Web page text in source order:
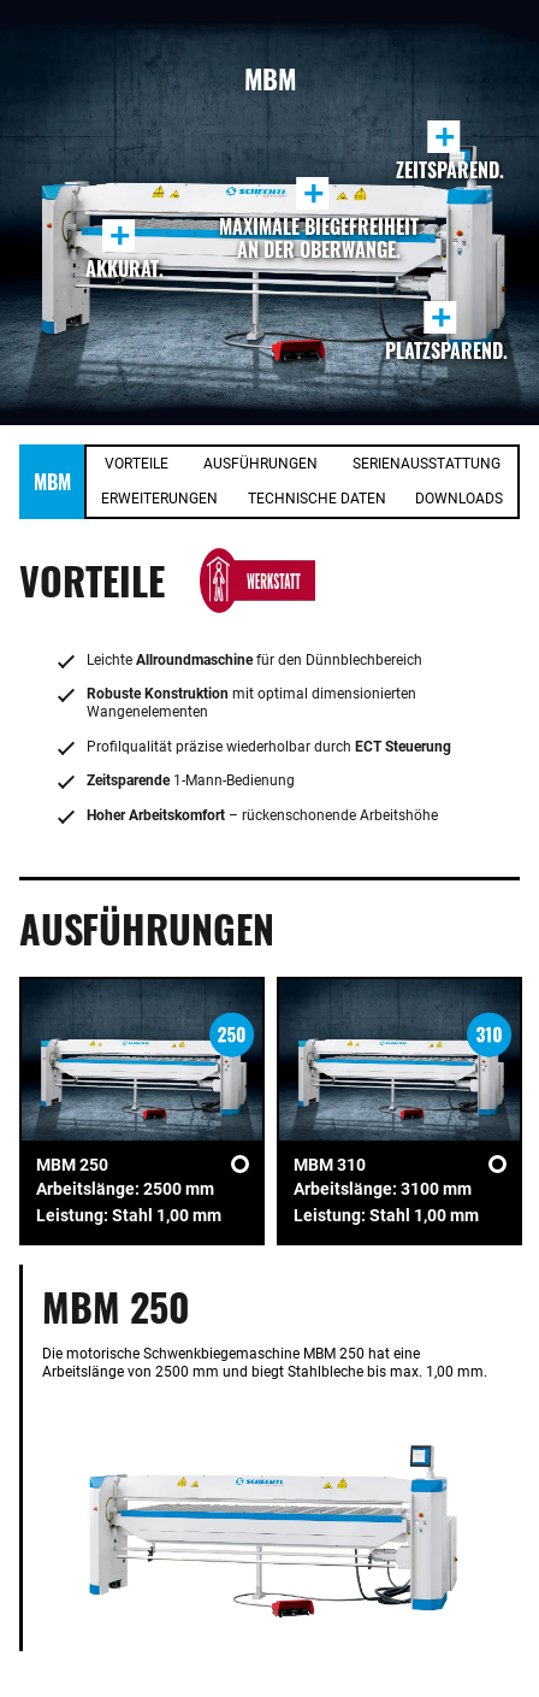
MBM
+
MAXIMALE BIEGEFREIHEIT
AN DER OBERWANGE.
+
ZEITSPAREND.
+
AKKURAT.
+
PLATZSPAREND.
MBM
VORTEILE AUSFÜHRUNGEN SERIENAUSSTATTUNG
ERWEITERUNGEN TECHNISCHE DATEN DOWNLOADS
VORTEILE
Leichte Allroundmaschinefür den Dünnblechbereich
Robuste Konstruktion mit optimal dimensionierten
Wangenelementen
Profilqualität präzise wiederholbar durch ECT Steuerung
Zeitsparende1-Mann-Bedienung
Hoher Arbeitskomfort – rückenschonende Arbeitshöhe
AUSFÜHRUNGEN
MBM 250
Arbeitslänge: 2500 mm
Leistung: Stahl 1,00 mm
MBM 310
Arbeitslänge: 3100 mm
Leistung: Stahl 1,00 mm
MBM 250
Die motorische Schwenkbiegemaschine MBM 250 hat eine
Arbeitslänge von 2500 mm und biegt Stahlbleche bis max. 1,00 mm.